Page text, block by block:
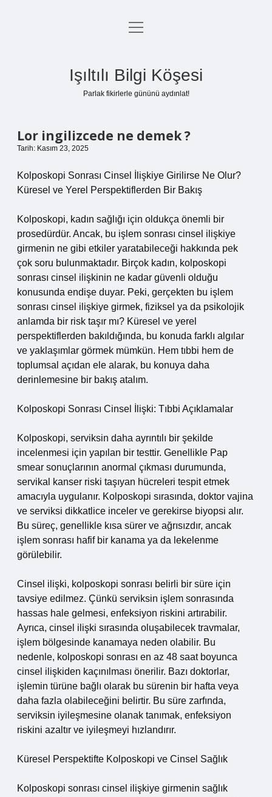
Anasayfa
Yasal Uyarı
menüyü
Işıltılı Bilgi Köşesi
Parlak fikirlerle gününü aydınlat!
Lor ingilizcede ne demek ?
Tarih: Kasım 23, 2025
Kolposkopi Sonrası Cinsel İlişkiye Girilirse Ne Olur?
Küresel ve Yerel Perspektiflerden Bir Bakış
Kolposkopi, kadın sağlığı için oldukça önemli bir
prosedürdür. Ancak, bu işlem sonrası cinsel ilişkiye
girmenin ne gibi etkiler yaratabileceği hakkında pek
çok soru bulunmaktadır. Birçok kadın, kolposkopi
sonrası cinsel ilişkinin ne kadar güvenli olduğu
konusunda endişe duyar. Peki, gerçekten bu işlem
sonrası cinsel ilişkiye girmek, fiziksel ya da psikolojik
anlamda bir risk taşır mı? Küresel ve yerel
perspektiflerden bakıldığında, bu konuda farklı algılar
ve yaklaşımlar görmek mümkün. Hem tıbbi hem de
toplumsal açıdan ele alarak, bu konuya daha
derinlemesine bir bakış atalım.
Kolposkopi Sonrası Cinsel İlişki: Tıbbi Açıklamalar
Kolposkopi, serviksin daha ayrıntılı bir şekilde
incelenmesi için yapılan bir testtir. Genellikle Pap
smear sonuçlarının anormal çıkması durumunda,
servikal kanser riski taşıyan hücreleri tespit etmek
amacıyla uygulanır. Kolposkopi sırasında, doktor vajina
ve serviksi dikkatlice inceler ve gerekirse biyopsi alır.
Bu süreç, genellikle kısa sürer ve ağrısızdır, ancak
işlem sonrası hafif bir kanama ya da lekelenme
görülebilir.
Cinsel ilişki, kolposkopi sonrası belirli bir süre için
tavsiye edilmez. Çünkü serviksin işlem sonrasında
hassas hale gelmesi, enfeksiyon riskini artırabilir.
Ayrıca, cinsel ilişki sırasında oluşabilecek travmalar,
işlem bölgesinde kanamaya neden olabilir. Bu
nedenle, kolposkopi sonrası en az 48 saat boyunca
cinsel ilişkiden kaçınılması önerilir. Bazı doktorlar,
işlemin türüne bağlı olarak bu sürenin bir hafta veya
daha fazla olabileceğini belirtir. Bu süre zarfında,
serviksin iyileşmesine olanak tanımak, enfeksiyon
riskini azaltır ve iyileşmeyi hızlandırır.
Küresel Perspektifte Kolposkopi ve Cinsel Sağlık
Kolposkopi sonrası cinsel ilişkiye girmenin sağlık